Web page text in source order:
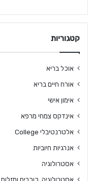
קטגוריות
אוכל בריא
אורח חיים בריא
אימון אישי
אינדקס צמחי מרפא
אלטרנטיבלי College
אנרגיות חיוביות
אסטרולוגיה